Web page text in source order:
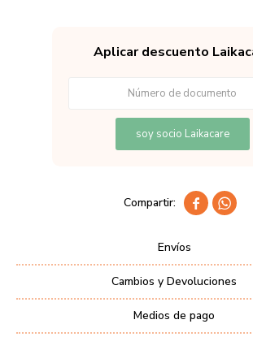
Aplicar descuento
soy socio Laikacare
 
Envíos
Cambios y Devoluciones
Medios de pago